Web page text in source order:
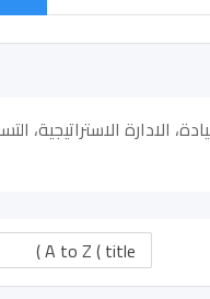
الادارة الاستراتيجية،